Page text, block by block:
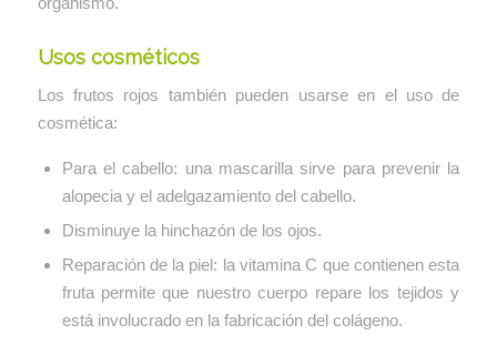
Usos cosméticos
Los frutos rojos también pueden usarse en el uso de
cosmética:
Para el cabello: una mascarilla sirve para prevenir la
alopecia y el adelgazamiento del cabello.
Disminuye la hinchazón de los ojos.
Reparación de la piel: la vitamina C que contienen esta
fruta permite que nuestro cuerpo repare los tejidos y
está involucrado en la fabricación del colágeno.